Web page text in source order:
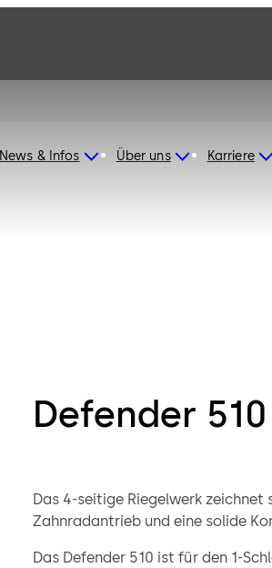
News & Infos Über uns Karriere
Defender 510
Das 4-seitige Riegelwerk
Zahnradantrieb und eine solide
Das Defender 510 ist für den 1-